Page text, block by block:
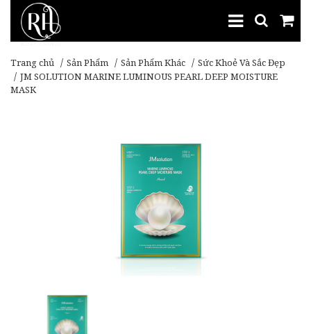
Trang chủ Sản Phẩm Sản Phẩm Khác
Sức Khoẻ Và Sắc Đẹp
JM SOLUTION MARINE LUMINOUS PEARL DEEP MOISTURE
MASK